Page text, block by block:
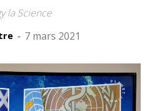
la Science
- 7 mars 2021